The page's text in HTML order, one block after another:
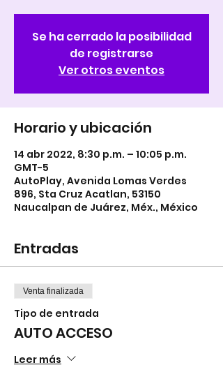
Se ha cerrado la posibilidad
de registrarse
Ver otros eventos
Horario y ubicación
14 abr 2022, 8:30 p.m. – 10:05 p.m.
GMT-5
AutoPlay, Avenida Lomas Verdes
896, Sta Cruz Acatlan, 53150
Naucalpan de Juárez, Méx., México
Entradas
Venta finalizada
Tipo de entrada
AUTO ACCESO
Leer más